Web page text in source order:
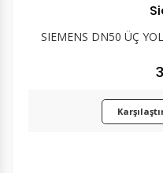
SIEMENS DN50 ÜÇ